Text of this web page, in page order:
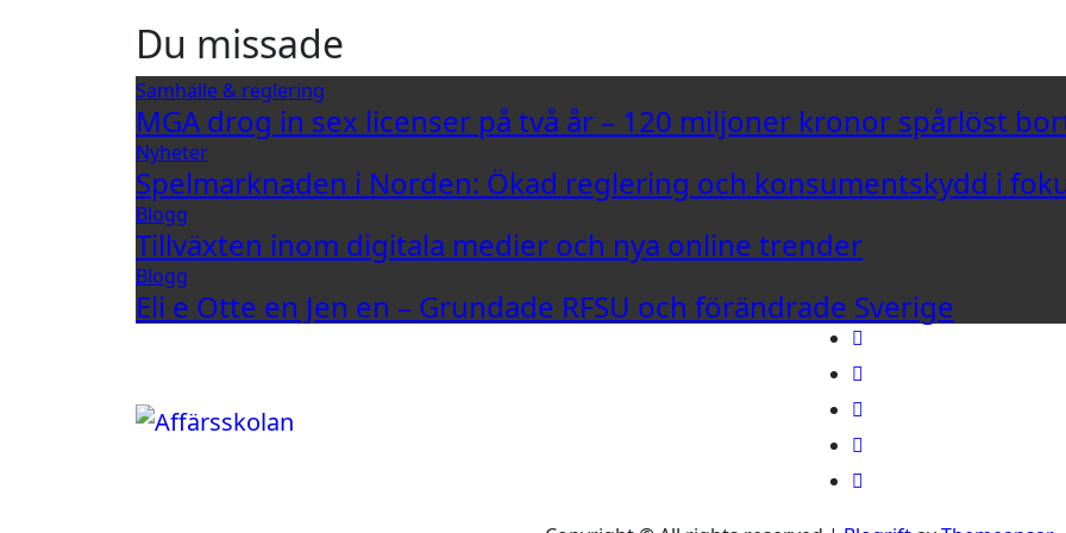
Du missade
Samhälle & reglering
MGA drog in sex licenser på två år – 120 miljoner kronor spårlöst
Nyheter
Spelmarknaden i Norden: Ökad reglering och konsumentskydd i
Blogg
Tillväxten inom digitala medier och nya online trender
Blogg
Eli e Otte en Jen en – Grundade RFSU och förändrade Sverige